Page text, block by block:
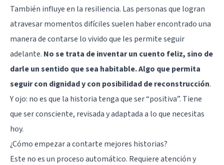
También influye en la resiliencia. Las personas que logran
atravesar momentos difíciles suelen haber encontrado una
manera de contarse lo vivido que les permite seguir
adelante. No se trata de inventar un cuento feliz, sino de
darle un sentido que sea habitable. Algo que permita
seguir con dignidad y con posibilidad de reconstrucción.
Y ojo: no es que la historia tenga que ser “positiva”. Tiene
que ser consciente, revisada y adaptada a lo que necesitas
hoy.
¿Cómo empezar a contarte mejores historias?
Este no es un proceso automático. Requiere atención y